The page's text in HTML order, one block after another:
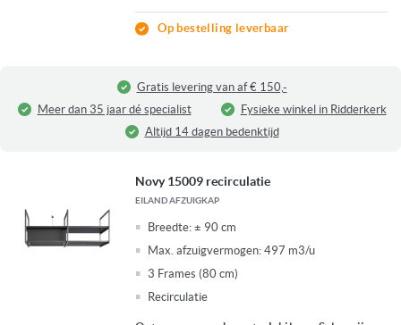
Op bestelling leverbaar
Gratis levering van af € 150,-
Meer dan 35 jaar dé specialist
Fysieke winkel in Ridderkerk
Altijd 14 dagen bedenktijd
Novy 15009 recirculatie
EILAND AFZUIGKAP
Breedte: ± 90 cm
Max. afzuigvermogen: 497 m3/u
3 Frames (80 cm)
Recirculatie